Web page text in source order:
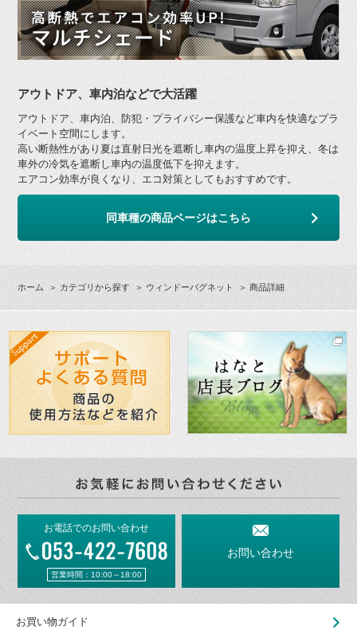
アウトドア、車内泊などで大活躍
アウトドア、車内泊、防犯・プライバシー保護など車内を快適なプラ
イベート空間にします。
高い断熱性があり夏は直射日光を遮断し車内の温度上昇を抑え、冬は
車外の冷気を遮断し車内の温度低下を抑えます。
エアコン効率が良くなり、エコ対策としてもおすすめです。
同車種の商品ページはこちら
ホーム ＞ カテゴリから探す ＞ ウィンドーバグネット ＞ 商品詳細
お電話でのお問い合わせ
営業時間：10:00～18:00
お問い合わせ
お買い物ガイド